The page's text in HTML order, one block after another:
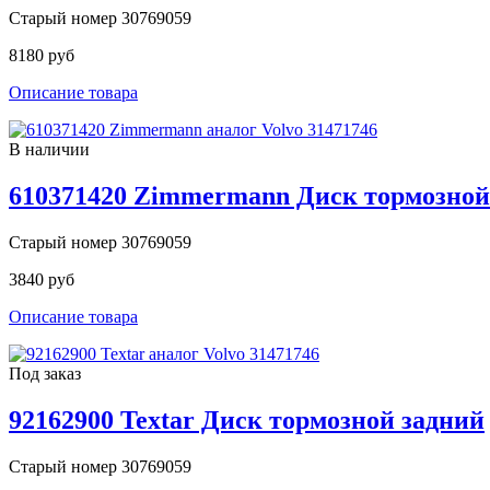
Старый номер 30769059
8180 руб
Описание товара
В наличии
610371420 Zimmermann Диск
Старый номер 30769059
3840 руб
Описание товара
Под заказ
92162900 Textar Диск тормозной задний
Старый номер 30769059